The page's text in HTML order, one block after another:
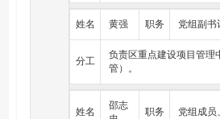
（三）负责规范管理房地产市场
控和监管政策并监督执行。负责
（四）负责物业服务行业监督管
业信用体系建设，指导监督全区
（五）负责区域城市重点基础设
姓名 黄强 职务 党组副书
分工
负责区重点建设项目管理
管）。
姓名
邵志
职务 党组成员